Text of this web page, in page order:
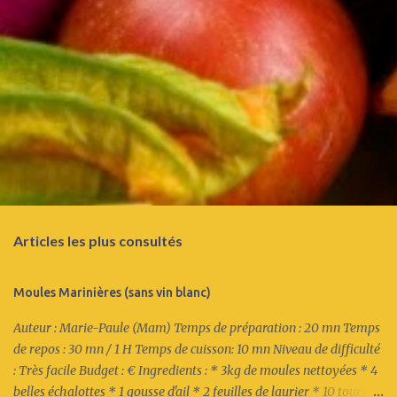
Articles les plus consultés
Moules Marinières (sans vin blanc)
Auteur : Marie-Paule (Mam) Temps de préparation : 20 mn Temps
de repos : 30 mn / 1 H Temps de cuisson: 10 mn Niveau de difficulté
: Très facile Budget : € Ingredients : * 3kg de moules nettoyées * 4
belles échalottes * 1 gousse d'ail * 2 feuilles de laurier * 10 tours du